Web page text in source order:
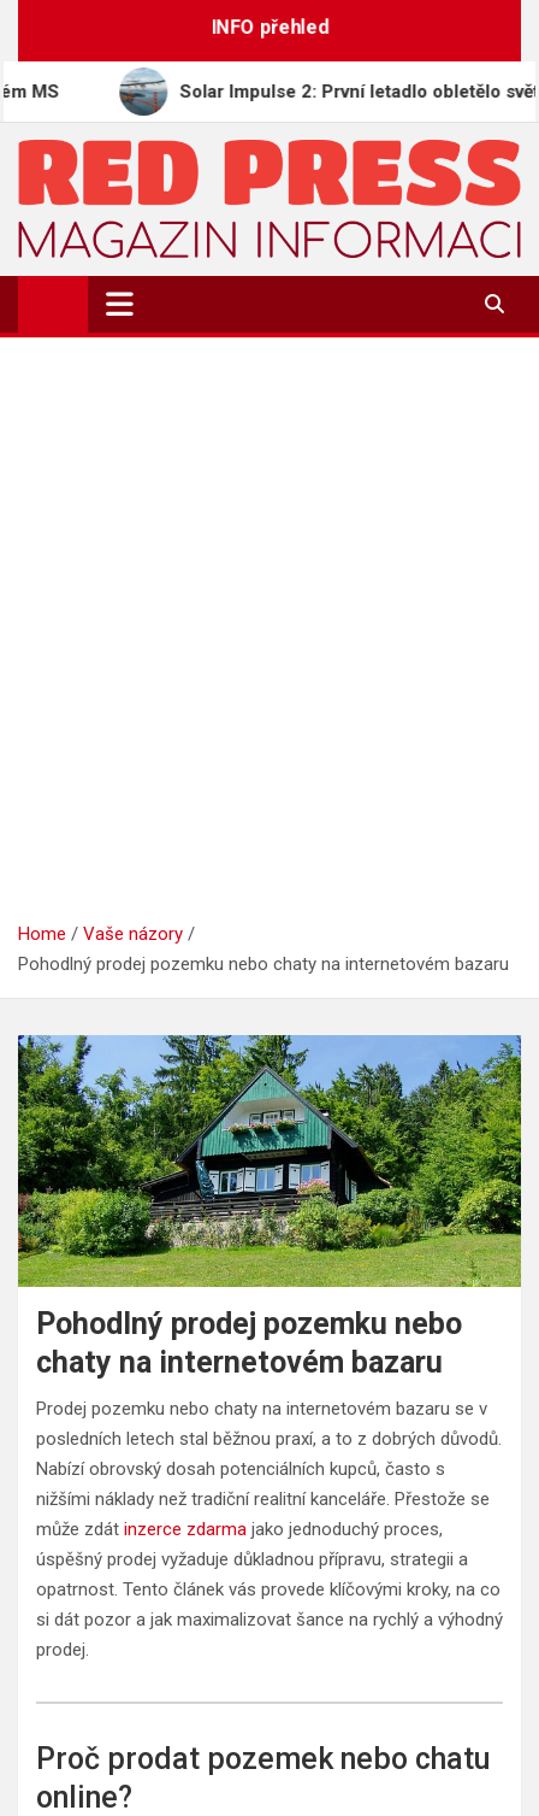
INFO přehled
Solar Impulse 2: První letadlo obletělo svět na
REDPRESS.CZ
Magazín informací | Zpravodajství
Home
Vaše názory
Pohodlný prodej pozemku nebo chaty na internetovém bazaru
Pohodlný prodej pozemku nebo
chaty na internetovém bazaru
Prodej pozemku nebo chaty na internetovém bazaru se v
posledních letech stal běžnou praxí, a to z dobrých důvodů.
Nabízí obrovský dosah potenciálních kupců, často s
nižšími náklady než tradiční realitní kanceláře. Přestože se
může zdát inzerce zdarma jako jednoduchý proces,
úspěšný prodej vyžaduje důkladnou přípravu, strategii a
opatrnost. Tento článek vás provede klíčovými kroky, na co
si dát pozor a jak maximalizovat šance na rychlý a výhodný
prodej.
Proč prodat pozemek nebo chatu
online?